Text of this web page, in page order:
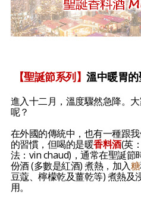
【聖誕節系列】溫中暖胃
進入十二月，溫度驟然急降。
呢？
在外國的傳統中，也有一種跟
的習慣，但喝的是暖香料酒(英
法：vin chaud)，通常在聖誕節
份酒 (多數是紅酒) 煮熱，加入糖
豆蔻、檸檬乾及薑乾等) 煮熱及
用。